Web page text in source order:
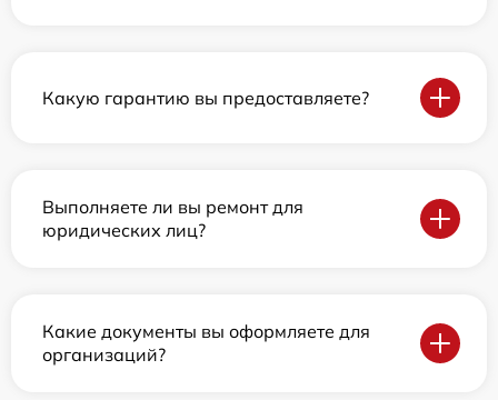
Какую гарантию вы предоставляете?
Выполняете ли вы ремонт для
юридических лиц?
Какие документы вы оформляете для
организаций?